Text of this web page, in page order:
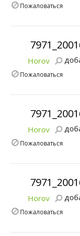
Пожаловаться
Horov
Пожаловаться
Horov
Пожаловаться
Horov
Пожаловаться